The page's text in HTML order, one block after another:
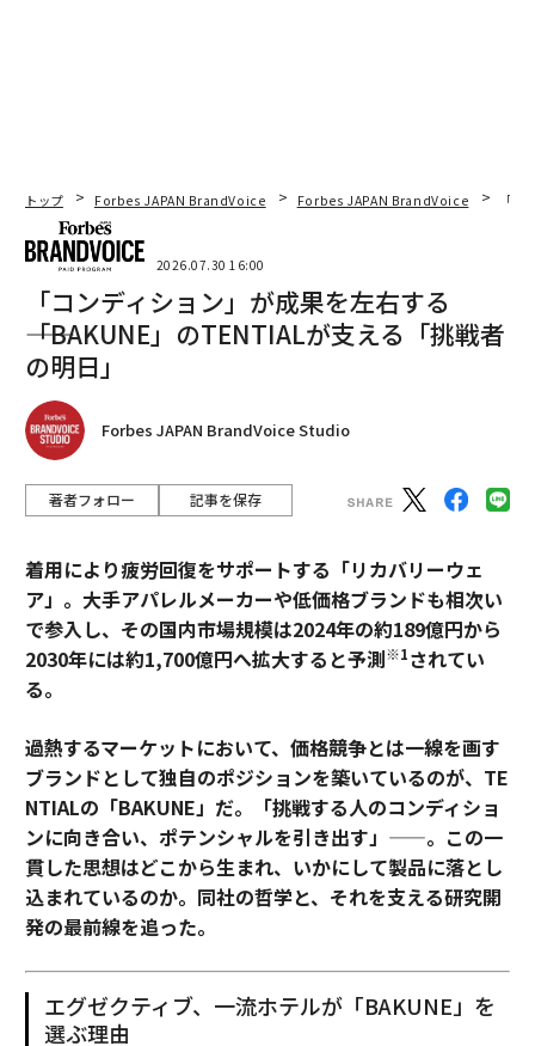
トップ Forbes JAPAN BrandVoice Forbes JAPAN BrandVoice 「
2026.07.30 16:00
「コンディション」が成果を左右する
――「BAKUNE」のTENTIALが支える「挑戦者
の明日」
Forbes JAPAN BrandVoice Studio
著者フォロー 記事を保存
着用により疲労回復をサポートする「リカバリーウェ
ア」。大手アパレルメーカーや低価格ブランドも相次い
で参入し、その国内市場規模は2024年の約189億円から
2030年には約1,700億円へ拡大すると予測※1されてい
る。
過熱するマーケットにおいて、価格競争とは一線を画す
ブランドとして独自のポジションを築いているのが、TE
NTIALの「BAKUNE」だ。「挑戦する人のコンディショ
ンに向き合い、ポテンシャルを引き出す」——。この一
貫した思想はどこから生まれ、いかにして製品に落とし
込まれているのか。同社の哲学と、それを支える研究開
発の最前線を追った。
エグゼクティブ、一流ホテルが「BAKUNE」を
選ぶ理由